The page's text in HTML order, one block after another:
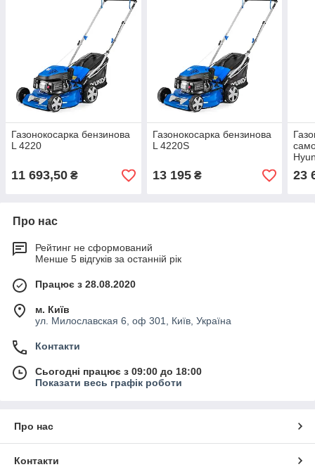
Газонокосарка бензинова
L 4220
11 693,50 ₴
Газонокосарка бензинова
L 4220S
13 195₴ 23
Про нас
Рейтинг не сформований
Менше 5 відгуків за останній рік
Працює з 28.08.2020
м. Київ
ул. Милославская 6, оф 301, Київ, Україна
Контакти
Сьогодні працює з 09:00 до 18:00
Показати весь графік роботи
Про нас
Контакти